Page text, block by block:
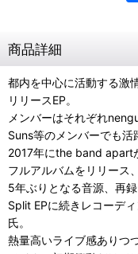
商品詳細
都内を中心に活動する激
リリースEP。
メンバーはそれぞれ
Suns等のメンバーでも活
2017年にthe band apart
フルアルバムをリリース
5年ぶりとなる音源、再
Split EPに続きレコーデ
氏。
熱量高いライブ感ありつ